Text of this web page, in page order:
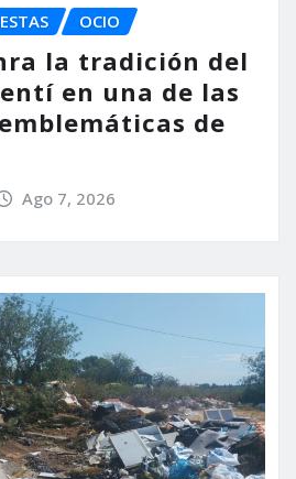
OCIO
la tradición del
en una de las
de
Ago 7, 2026